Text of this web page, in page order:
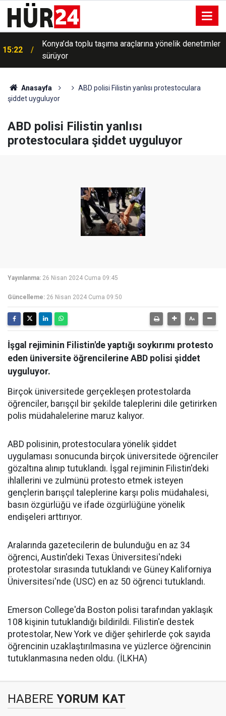
15:22
Konya’da toplu taşıma araçlarına yönelik denetimler
sürüyor
Anasayfa
ABD polisi Filistin yanlısı protestoculara
şiddet uyguluyor
ABD polisi Filistin yanlısı
protestoculara şiddet uyguluyor
Yayınlanma: 26 Nisan 2024 Cuma 09:45
Güncelleme: 26 Nisan 2024 Cuma 09:50
İşgal rejiminin Filistin'de yaptığı soykırımı protesto
eden üniversite öğrencilerine ABD polisi şiddet
uyguluyor.
Birçok üniversitede gerçekleşen protestolarda
öğrenciler, barışçıl bir şekilde taleplerini dile getirirken
polis müdahalelerine maruz kalıyor.
ABD polisinin, protestoculara yönelik şiddet
uygulaması sonucunda birçok üniversitede öğrenciler
gözaltına alınıp tutuklandı. İşgal rejiminin Filistin'deki
ihlallerini ve zulmünü protesto etmek isteyen
gençlerin barışçıl taleplerine karşı polis müdahalesi,
basın özgürlüğü ve ifade özgürlüğüne yönelik
endişeleri arttırıyor.
Aralarında gazetecilerin de bulunduğu en az 34
öğrenci, Austin'deki Texas Üniversitesi'ndeki
protestolar sırasında tutuklandı ve Güney Kaliforniya
Üniversitesi'nde (USC) en az 50 öğrenci tutuklandı.
Emerson College'da Boston polisi tarafından yaklaşık
108 kişinin tutuklandığı bildirildi. Filistin'e destek
protestolar, New York ve diğer şehirlerde çok sayıda
öğrencinin uzaklaştırılmasına ve yüzlerce öğrencinin
tutuklanmasına neden oldu. (İLKHA)
HABERE YORUM KAT